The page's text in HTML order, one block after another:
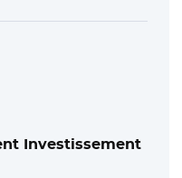
Investissement